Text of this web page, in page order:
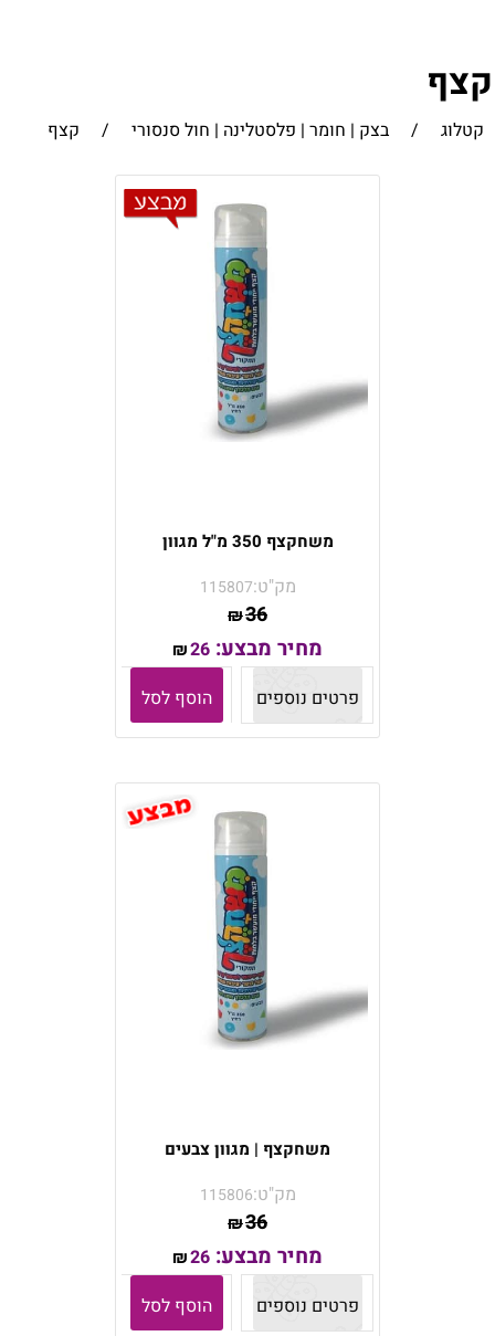
קטלוג / בצק | חומר | פלסטלינה | חול סנסורי / קצף
משחקצף 350 מ"ל מגוון
מק"ט:115807
₪36
מחיר מבצע: ₪26
פרטים נוספים
הוסף לסל
משחקצף | מגוון צבעים
מק"ט:115806
₪36
מחיר מבצע: ₪26
פרטים נוספים
הוסף לסל